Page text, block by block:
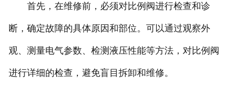
首先，在维修前，必须对比例阀进行检查和诊
断，确定故障的具体原因和部位。可以通过观察外
观、测量电气参数、检测液压性能等方法，对比例阀
进行详细的检查，避免盲目拆卸和维修。